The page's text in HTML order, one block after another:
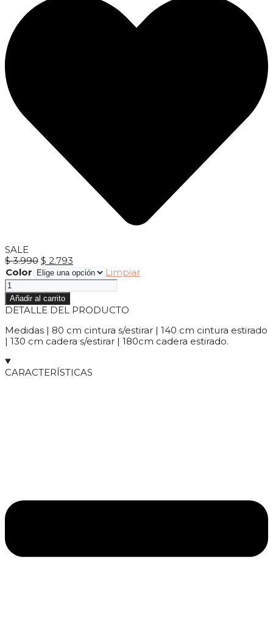
SALE
$3.990 El
precio
original
era:
$ 3.990.
$ 2.793
precio
actual
Color
Limpiar
Pantalón
Bruna
cantidad
Añadir al carrito
DETALLE DEL PRODUCTO
Medidas | 80 cm cintura s/estirar | 140 cm cintura estirado
| 130 cm cadera s/estirar | 180cm cadera estirado.
CARACTERÍSTICAS